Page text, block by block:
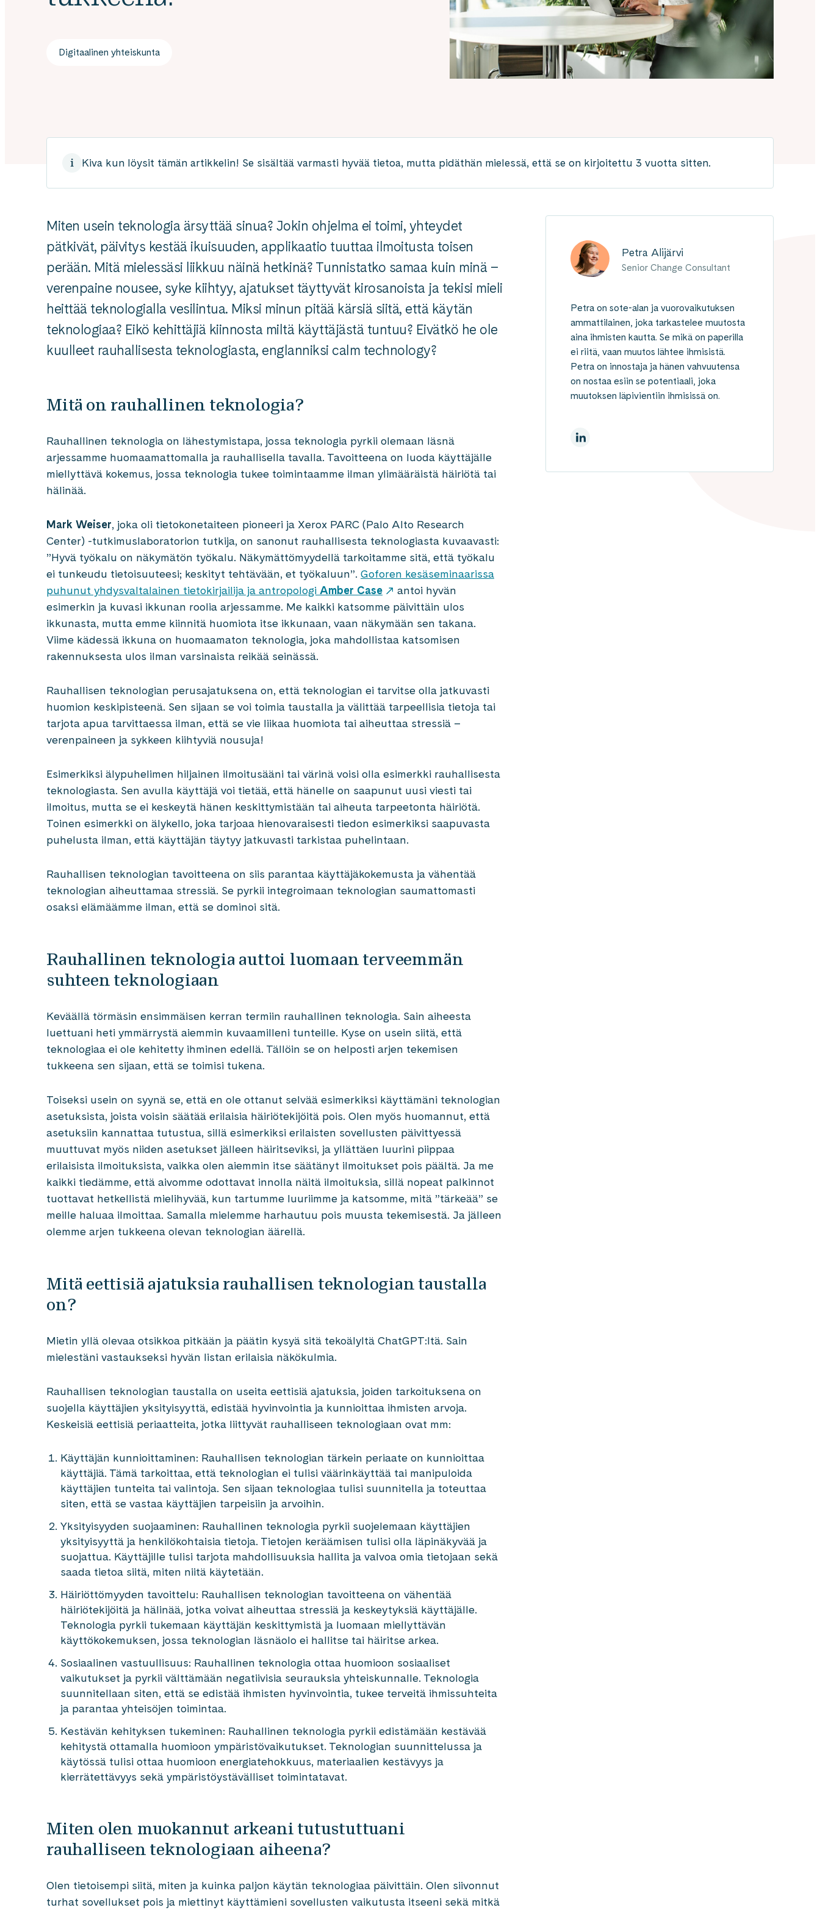
Digitaalinen yhteiskunta
Kiva kun löysit tämän artikkelin! Se sisältää varmasti hyvää tietoa, mutta pidäthän mielessä, että se on kirjoitettu 3 vuotta sitten.
Miten usein teknologia ärsyttää sinua? Jokin ohjelma ei toimi, yhteydet
pätkivät, päivitys kestää ikuisuuden, applikaatio tuuttaa ilmoitusta toisen
perään. Mitä mielessäsi liikkuu näinä hetkinä? Tunnistatko samaa kuin minä –
verenpaine nousee, syke kiihtyy, ajatukset täyttyvät kirosanoista ja tekisi mieli
heittää teknologialla vesilintua. Miksi minun pitää kärsiä siitä, että käytän
teknologiaa? Eikö kehittäjiä kiinnosta miltä käyttäjästä tuntuu? Eivätkö he ole
kuulleet rauhallisesta teknologiasta, englanniksi calm technology?
Mitä on rauhallinen teknologia?
Rauhallinen teknologia on lähestymistapa, jossa teknologia pyrkii olemaan läsnä
arjessamme huomaamattomalla ja rauhallisella tavalla. Tavoitteena on luoda käyttäjälle
miellyttävä kokemus, jossa teknologia tukee toimintaamme ilman ylimääräistä häiriötä tai
hälinää.
Mark Weiser, joka oli tietokonetaiteen pioneeri ja Xerox PARC (Palo Alto Research
Center) -tutkimuslaboratorion tutkija, on sanonut rauhallisesta teknologiasta kuvaavasti:
”Hyvä työkalu on näkymätön työkalu. Näkymättömyydellä tarkoitamme sitä, että työkalu
ei tunkeudu tietoisuuteesi; keskityt tehtävään, et työkaluun”. Goforen kesäseminaarissa
puhunut yhdysvaltalainen tietokirjailija ja antropologi Amber Case
antoi hyvän
esimerkin ja kuvasi ikkunan roolia arjessamme. Me kaikki katsomme päivittäin ulos
ikkunasta, mutta emme kiinnitä huomiota itse ikkunaan, vaan näkymään sen takana.
Viime kädessä ikkuna on huomaamaton teknologia, joka mahdollistaa katsomisen
rakennuksesta ulos ilman varsinaista reikää seinässä.
Rauhallisen teknologian perusajatuksena on, että teknologian ei tarvitse olla jatkuvasti
huomion keskipisteenä. Sen sijaan se voi toimia taustalla ja välittää tarpeellisia tietoja tai
tarjota apua tarvittaessa ilman, että se vie liikaa huomiota tai aiheuttaa stressiä –
verenpaineen ja sykkeen kiihtyviä nousuja!
Esimerkiksi älypuhelimen hiljainen ilmoitusääni tai värinä voisi olla esimerkki rauhallisesta
teknologiasta. Sen avulla käyttäjä voi tietää, että hänelle on saapunut uusi viesti tai
ilmoitus, mutta se ei keskeytä hänen keskittymistään tai aiheuta tarpeetonta häiriötä.
Toinen esimerkki on älykello, joka tarjoaa hienovaraisesti tiedon esimerkiksi saapuvasta
puhelusta ilman, että käyttäjän täytyy jatkuvasti tarkistaa puhelintaan.
Rauhallisen teknologian tavoitteena on siis parantaa käyttäjäkokemusta ja vähentää
teknologian aiheuttamaa stressiä. Se pyrkii integroimaan teknologian saumattomasti
osaksi elämäämme ilman, että se dominoi sitä.
Rauhallinen teknologia auttoi luomaan terveemmän
suhteen teknologiaan
Keväällä törmäsin ensimmäisen kerran termiin rauhallinen teknologia. Sain aiheesta
luettuani heti ymmärrystä aiemmin kuvaamilleni tunteille. Kyse on usein siitä, että
teknologiaa ei ole kehitetty ihminen edellä. Tällöin se on helposti arjen tekemisen
tukkeena sen sijaan, että se toimisi tukena.
Toiseksi usein on syynä se, että en ole ottanut selvää esimerkiksi käyttämäni teknologian
asetuksista, joista voisin säätää erilaisia häiriötekijöitä pois. Olen myös huomannut, että
asetuksiin kannattaa tutustua, sillä esimerkiksi erilaisten sovellusten päivittyessä
muuttuvat myös niiden asetukset jälleen häiritseviksi, ja yllättäen luurini piippaa
erilaisista ilmoituksista, vaikka olen aiemmin itse säätänyt ilmoitukset pois päältä. Ja me
kaikki tiedämme, että aivomme odottavat innolla näitä ilmoituksia, sillä nopeat palkinnot
tuottavat hetkellistä mielihyvää, kun tartumme luuriimme ja katsomme, mitä ”tärkeää” se
meille haluaa ilmoittaa. Samalla mielemme harhautuu pois muusta tekemisestä. Ja jälleen
olemme arjen tukkeena olevan teknologian äärellä.
Mitä eettisiä ajatuksia rauhallisen teknologian taustalla
on?
Mietin yllä olevaa otsikkoa pitkään ja päätin kysyä sitä tekoälyltä ChatGPT:ltä. Sain
mielestäni vastaukseksi hyvän listan erilaisia näkökulmia.
Rauhallisen teknologian taustalla on useita eettisiä ajatuksia, joiden tarkoituksena on
suojella käyttäjien yksityisyyttä, edistää hyvinvointia ja kunnioittaa ihmisten arvoja.
Keskeisiä eettisiä periaatteita, jotka liittyvät rauhalliseen teknologiaan ovat mm:
Käyttäjän kunnioittaminen: Rauhallisen teknologian tärkein periaate on kunnioittaa
käyttäjiä. Tämä tarkoittaa, että teknologian ei tulisi väärinkäyttää tai manipuloida
käyttäjien tunteita tai valintoja. Sen sijaan teknologiaa tulisi suunnitella ja toteuttaa
siten, että se vastaa käyttäjien tarpeisiin ja arvoihin.
Yksityisyyden suojaaminen: Rauhallinen teknologia pyrkii suojelemaan käyttäjien
yksityisyyttä ja henkilökohtaisia tietoja. Tietojen keräämisen tulisi olla läpinäkyvää ja
suojattua. Käyttäjille tulisi tarjota mahdollisuuksia hallita ja valvoa omia tietojaan sekä
saada tietoa siitä, miten niitä käytetään.
Häiriöttömyyden tavoittelu: Rauhallisen teknologian tavoitteena on vähentää
häiriötekijöitä ja hälinää, jotka voivat aiheuttaa stressiä ja keskeytyksiä käyttäjälle.
Teknologia pyrkii tukemaan käyttäjän keskittymistä ja luomaan miellyttävän
käyttökokemuksen, jossa teknologian läsnäolo ei hallitse tai häiritse arkea.
Sosiaalinen vastuullisuus: Rauhallinen teknologia ottaa huomioon sosiaaliset
vaikutukset ja pyrkii välttämään negatiivisia seurauksia yhteiskunnalle. Teknologia
suunnitellaan siten, että se edistää ihmisten hyvinvointia, tukee terveitä ihmissuhteita
ja parantaa yhteisöjen toimintaa.
Kestävän kehityksen tukeminen: Rauhallinen teknologia pyrkii edistämään kestävää
kehitystä ottamalla huomioon ympäristövaikutukset. Teknologian suunnittelussa ja
käytössä tulisi ottaa huomioon energiatehokkuus, materiaalien kestävyys ja
kierrätettävyys sekä ympäristöystävälliset toimintatavat.
Miten olen muokannut arkeani tutustuttuani
rauhalliseen teknologiaan aiheena?
Olen tietoisempi siitä, miten ja kuinka paljon käytän teknologiaa päivittäin. Olen siivonnut
turhat sovellukset pois ja miettinyt käyttämieni sovellusten vaikutusta itseeni sekä mitkä
Petra Alijärvi
Senior Change Consultant
Petra on sote-alan ja vuorovaikutuksen
ammattilainen, joka tarkastelee muutosta
aina ihmisten kautta. Se mikä on paperilla
ei riitä, vaan muutos lähtee ihmisistä.
Petra on innostaja ja hänen vahvuutensa
on nostaa esiin se potentiaali, joka
muutoksen läpivientiin ihmisissä on.
LinkedInissä